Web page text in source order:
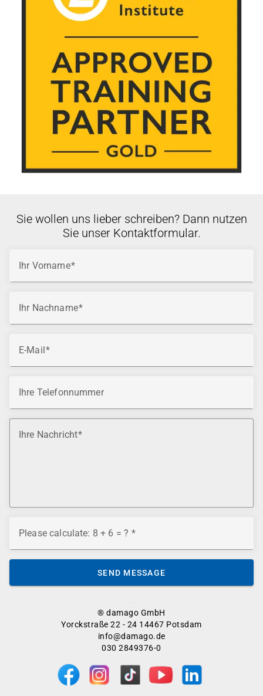
® damago GmbH
Yorckstraße 22 - 24 14467 Potsdam
info@damago.de
030 2849376-0
Sie wollen uns lieber schreiben? Dann nutzen
Sie unser Kontaktformular.
Ihr Vorname
Ihr Nachname
E-Mail
Ihre Telefonnummer
Ihre Nachricht
Please calculate: 8 + 6 = ?
SEND MESSAGE